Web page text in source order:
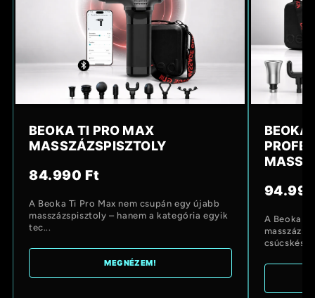
BEOKA TI PRO MAX
MASSZÁZSPISZTOLY
84.990 Ft
A Beoka Ti Pro Max nem csupán egy újabb
masszázspisztoly – hanem a kategória egyik
tec...
MEGNÉZEM!
BEOKA
A Beoka